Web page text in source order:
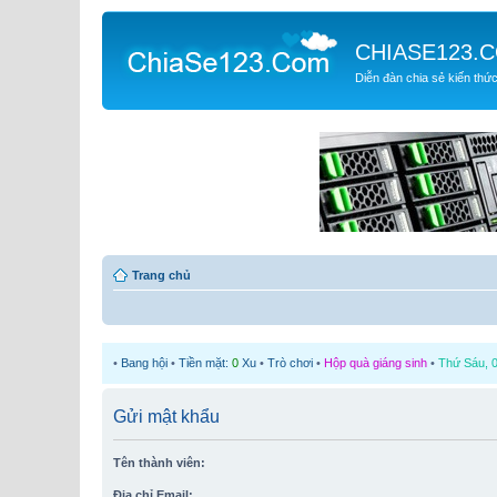
Diễn đàn chia sẻ kiến thức
Trang chủ
• Bang hội • Tiền mặt: 0 Xu • Trò chơi • Hộp quà giáng sinh • Thứ Sáu,
Gửi mật khẩu
Tên thành viên: